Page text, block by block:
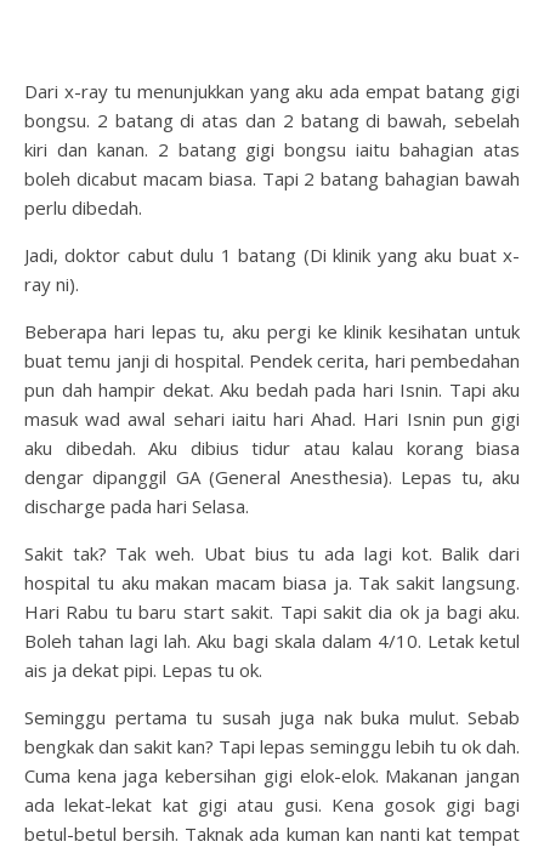
Dari x-ray tu menunjukkan yang aku ada empat batang gigi
bongsu. 2 batang di atas dan 2 batang di bawah, sebelah
kiri dan kanan. 2 batang gigi bongsu iaitu bahagian atas
boleh dicabut macam biasa. Tapi 2 batang bahagian bawah
perlu dibedah.
Jadi, doktor cabut dulu 1 batang (Di klinik yang aku buat x-
ray ni).
Beberapa hari lepas tu, aku pergi ke klinik kesihatan untuk
buat temu janji di hospital. Pendek cerita, hari pembedahan
pun dah hampir dekat. Aku bedah pada hari Isnin. Tapi aku
masuk wad awal sehari iaitu hari Ahad. Hari Isnin pun gigi
aku dibedah. Aku dibius tidur atau kalau korang biasa
dengar dipanggil GA (General Anesthesia). Lepas tu, aku
discharge pada hari Selasa.
Sakit tak? Tak weh. Ubat bius tu ada lagi kot. Balik dari
hospital tu aku makan macam biasa ja. Tak sakit langsung.
Hari Rabu tu baru start sakit. Tapi sakit dia ok ja bagi aku.
Boleh tahan lagi lah. Aku bagi skala dalam 4/10. Letak ketul
ais ja dekat pipi. Lepas tu ok.
Seminggu pertama tu susah juga nak buka mulut. Sebab
bengkak dan sakit kan? Tapi lepas seminggu lebih tu ok dah.
Cuma kena jaga kebersihan gigi elok-elok. Makanan jangan
ada lekat-lekat kat gigi atau gusi. Kena gosok gigi bagi
betul-betul bersih. Taknak ada kuman kan nanti kat tempat